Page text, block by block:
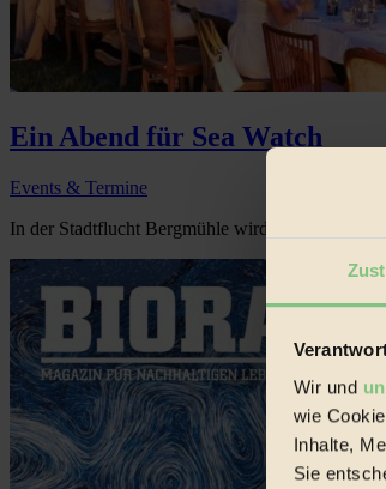
Wir und
wie
Inhalte,
Sie
Ein Abend für Sea Watch
Events & Termine
In der Stadtflucht Bergmühle wird Geld für den